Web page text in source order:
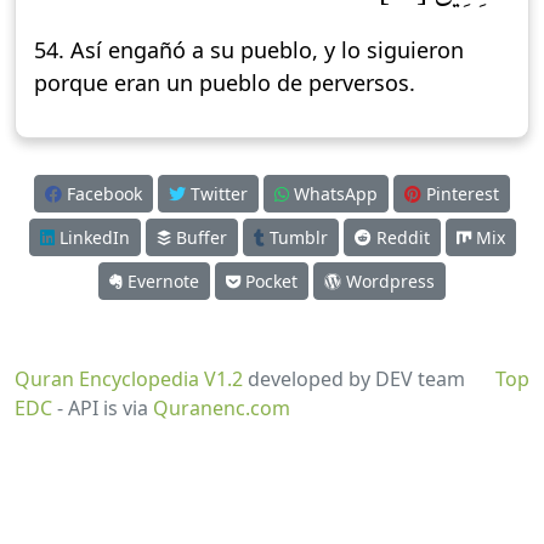
54. Así engañó a su pueblo, y lo siguieron
porque eran un pueblo de perversos.
Facebook Twitter WhatsApp
Pinterest
LinkedIn
Buffer Tumblr Reddit
Mix
Evernote
Pocket Wordpress
Top
Quran Encyclopedia V1.2 developed by DEV team
EDC- API is via Quranenc.com